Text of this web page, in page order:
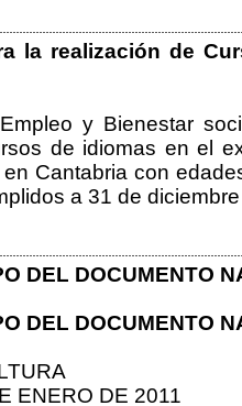
la realización de
y Bienestar
de idiomas en el
Cantabria con
a 31 de
DEL DOCUMENTO
DEL DOCUMENTO
ENERO DE 2011